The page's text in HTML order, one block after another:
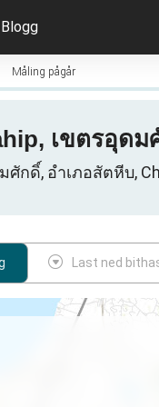
Blogg
Måling pågår
เขตรอุด
กดิ์, อำเภอสัตหีบ,
Last ned